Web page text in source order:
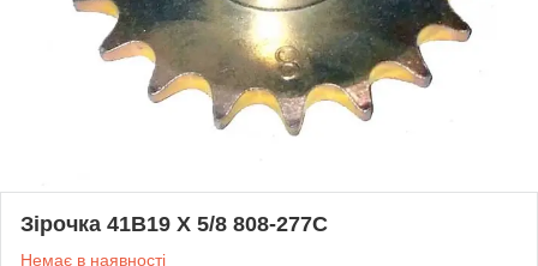
Зірочка 41B19 X 5/8 808-277C
Немає в наявності